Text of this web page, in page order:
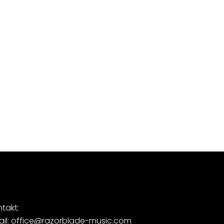
office@razorblade-music.com